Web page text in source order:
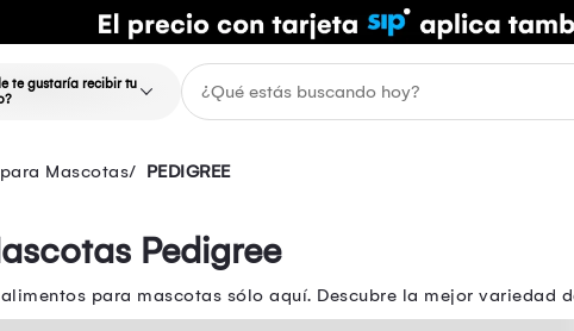
te gustaría recibir tu
Mascotas PEDIGREE
Pedigree
para mascotas sólo aquí. Descubre la mejor